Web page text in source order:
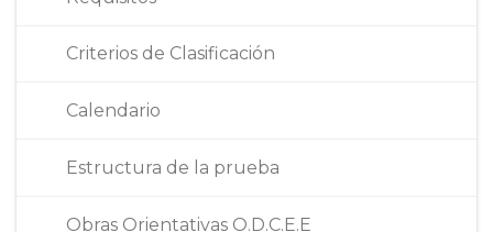
Criterios de Clasificación
Calendario
Estructura de la prueba
Obras Orientativas O.D.C.E.E